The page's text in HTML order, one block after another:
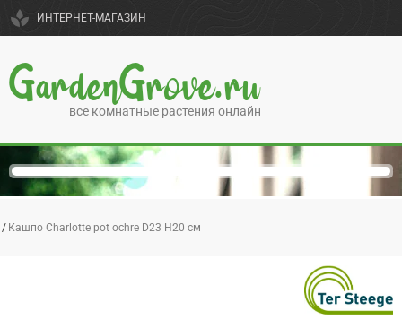
spa ИНТЕРНЕТ-МАГАЗИН
GardenGrove.ru
все комнатные растения онлайн
Кашпо Charlotte pot ochre D23 H20 см